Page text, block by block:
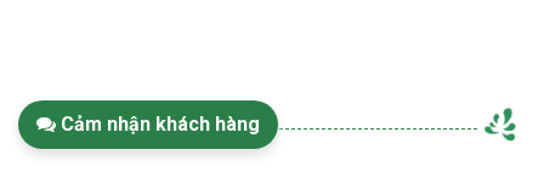
Cảm nhận khách hàng